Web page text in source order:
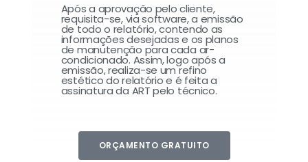
Após a aprovação pelo cliente,
requisita-se, via software, a emissão
de todo o relatório, contendo as
informações desejadas e os planos
de manutenção para cada ar-
condicionado. Assim, logo após a
emissão, realiza-se um refino
estético do relatório e é feita a
assinatura da ART pelo técnico.
ORÇAMENTO GRATUITO